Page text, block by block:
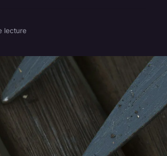
lecture